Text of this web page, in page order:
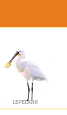
LEPELAAR